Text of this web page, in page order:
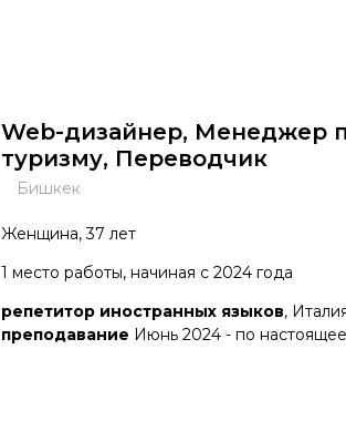
Web-дизайнер, Менеджер
туризму, Переводчик
Бишкек
Женщина, 37 лет
1 место работы, начиная с 2024 года
репетитор иностранных языков,
преподавание Июнь 2024 - по